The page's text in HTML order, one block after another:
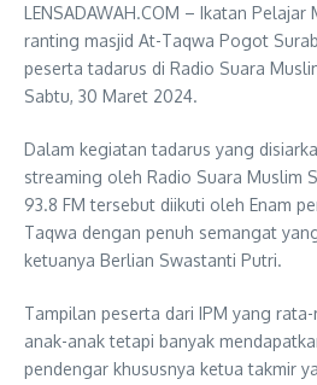
LENSADAWAH.COM – Ikatan Pelajar
ranting masjid At-Taqwa Pogot
peserta tadarus di Radio Suara
Sabtu, 30 Maret 2024.
Dalam kegiatan tadarus yang
streaming oleh Radio Suara Muslim
93.8 FM tersebut diikuti oleh Enam
Taqwa dengan penuh semangat
ketuanya Berlian Swastanti Putri.
Tampilan peserta dari IPM yang
anak-anak tetapi banyak
pendengar khususnya ketua takmir